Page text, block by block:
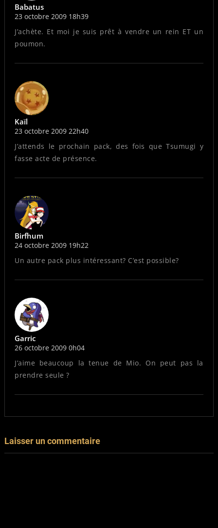
Babatus
23 octobre 2009 18h39
J’achète. Et moi je suis prêt à vendre un rein ET un
poumon.
Kaïl
23 octobre 2009 22h40
J’attends le prochain pack, des fois que Tsumugi y
fasse acte de présence.
Birfhum
24 octobre 2009 19h22
Un autre pack plus intéressant? C’est possible?
Garric
26 octobre 2009 0h04
J’aime beaucoup la tenue de Mio. On peut pas la
prendre seule ?
Laisser un commentaire